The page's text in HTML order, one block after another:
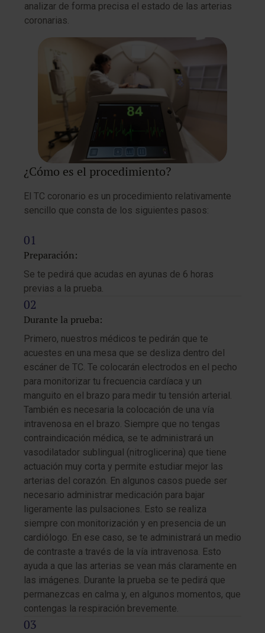
analizar de forma precisa el estado de las arterias
coronarias.
¿Cómo es el procedimiento?
El TC coronario es un procedimiento relativamente
sencillo que consta de los siguientes pasos:
Preparación:
Se te pedirá que acudas en ayunas de 6 horas
previas a la prueba.
Durante la prueba:
Primero, nuestros médicos te pedirán que te
acuestes en una mesa que se desliza dentro del
escáner de TC. Te colocarán electrodos en el pecho
para monitorizar tu frecuencia cardíaca y un
manguito en el brazo para medir tu tensión arterial.
También es necesaria la colocación de una vía
intravenosa en el brazo. Siempre que no tengas
contraindicación médica, se te administrará un
vasodilatador sublingual (nitroglicerina) que tiene
actuación muy corta y permite estudiar mejor las
arterias del corazón. En algunos casos puede ser
necesario administrar medicación para bajar
ligeramente las pulsaciones. Esto se realiza
siempre con monitorización y en presencia de un
cardiólogo. En ese caso, se te administrará un medio
de contraste a través de la vía intravenosa. Esto
ayuda a que las arterias se vean más claramente en
las imágenes. Durante la prueba se te pedirá que
permanezcas en calma y, en algunos momentos, que
contengas la respiración brevemente.